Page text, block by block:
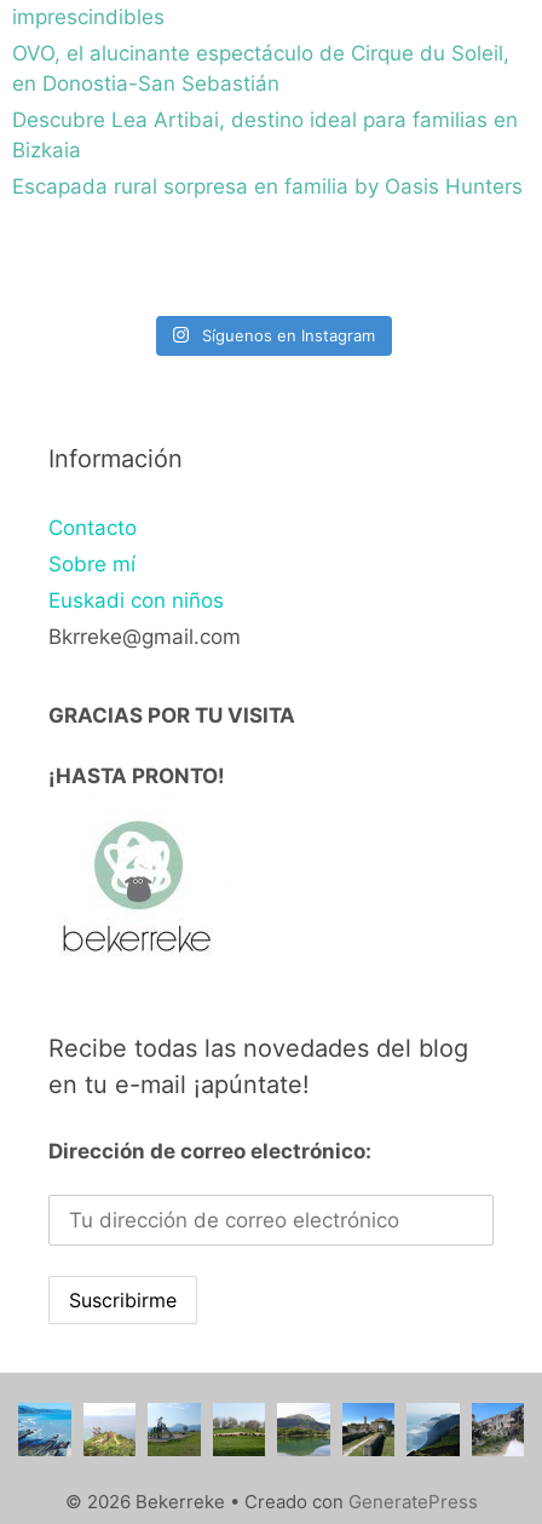
imprescindibles
OVO, el alucinante espectáculo de Cirque du Soleil,
en Donostia-San Sebastián
Descubre Lea Artibai, destino ideal para familias en
Bizkaia
Escapada rural sorpresa en familia by Oasis Hunters
Síguenos en Instagram
Información
Contacto
Sobre mí
Euskadi con niños
Bkrreke@gmail.com
GRACIAS POR TU VISITA
¡HASTA PRONTO!
Recibe todas las novedades del blog
en tu e-mail ¡apúntate!
Dirección de correo electrónico:
© 2026 Bekerreke • Creado con GeneratePress